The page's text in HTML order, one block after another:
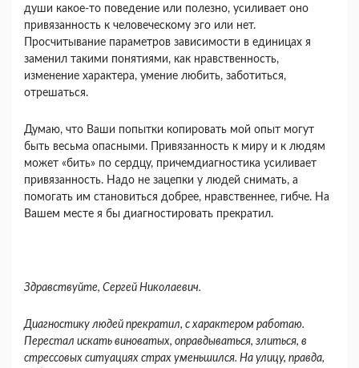
души какое-то поведение или полезно, усиливает оно
привязанность к человеческому эго или нет.
Просчитывание параметров зависимости в единицах я
заменил такими понятиями, как нравственность,
изменение характера, умение любить, заботиться,
отрешаться.
Думаю, что Ваши попытки копировать мой опыт могут
быть весьма опасными. Привязанность к миру и к людям
может «бить» по сердцу, причемдиагностика усиливает
привязанность. Надо не зацепки у людей снимать, а
помогать им становиться добрее, нравственнее, гибче. На
Вашем месте я бы диагностировать прекратил.
Здравствуйте, Сергей Николаевич.
Диагностику людей прекратил, с характером работаю.
Перестал искать виноватых, оправдываться, злиться, в
стрессовых ситуациях страх уменьшился. На улицу, правда,